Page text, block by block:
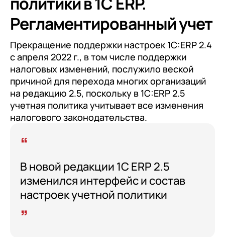
Регламентированный учет
Прекращение поддержки настроек 1С:ERP 2.4
с апреля 2022 г., в том числе поддержки
налоговых изменений, послужило веской
причиной для перехода многих организаций
на редакцию 2.5, поскольку в 1С:ERP 2.5
учетная политика учитывает все изменения
налогового законодательства.
В новой редакции 1C ERP 2.5
изменился интерфейс и состав
настроек учетной политики